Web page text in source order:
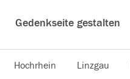
Gedenkseite gestalten
Hochrhein Linzgau